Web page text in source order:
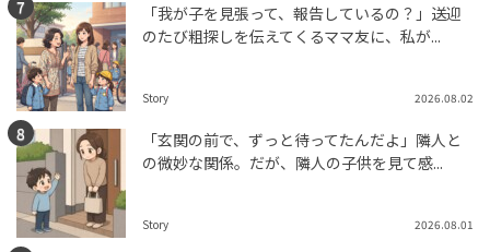
「我が子を見張って、報告しているの？」送迎
のたび粗探しを伝えてくるママ友に、私が...
Story 2026.08.02
「玄関の前で、ずっと待ってたんだよ」隣人と
の微妙な関係。だが、隣人の子供を見て感...
Story 2026.08.01